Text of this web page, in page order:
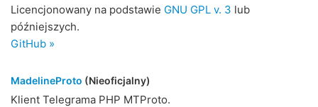
Licencjonowany na podstawie GNU GPL v. 3 lub
późniejszych.
GitHub »
MadelineProto (Nieoficjalny)
Klient Telegrama PHP MTProto.